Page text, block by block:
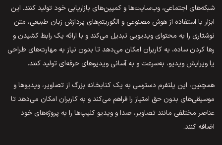
شبکه‌های اجتماعی، وب‌سایت‌ها و کمپین‌های بازاریابی خود تولید کنند. این
ابزار با استفاده از هوش مصنوعی و الگوریتم‌های پردازش زبان طبیعی، متن
نوشتاری را به محتوای ویدیویی تبدیل می‌کند و با ارائه یک رابط کشیدن و
رها کردن ساده، به کاربران امکان می‌دهد تا بدون نیاز به مهارت‌های طراحی
یا ویرایش ویدیو، به‌سرعت و به آسانی ویدیوهای حرفه‌ای تولید کنند.
همچنین، این پلتفرم دسترسی به یک کتابخانه بزرگ از تصاویر، ویدیوها و
موسیقی‌های بدون حق امتیاز را فراهم می‌کند و به کاربران امکان می‌دهد تا
عناصر مختلفی مانند تصاویر، صدا و ویدیو کلیپ‌ها را به پروژه‌های خود
اضافه کنند.